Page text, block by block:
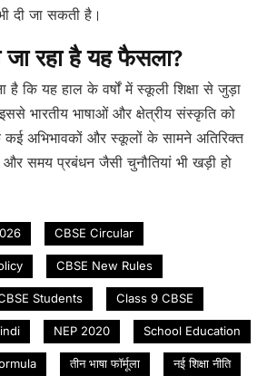
दी जा सकती है।
जा रहा है यह फैसला?
है कि यह हाल के वर्षों में स्कूली शिक्षा से जुड़ा
भारतीय भाषाओं और क्षेत्रीय संस्कृति को
कई अभिभावकों और स्कूलों के सामने अतिरिक्त
और समय प्रबंधन जैसी चुनौतियां भी खड़ी हो
CBSE Circular
CBSE New Rules
Students Class 9 CBSE
NEP 2020 School Education
तीन भाषा फॉर्मूला नई शिक्षा नीति